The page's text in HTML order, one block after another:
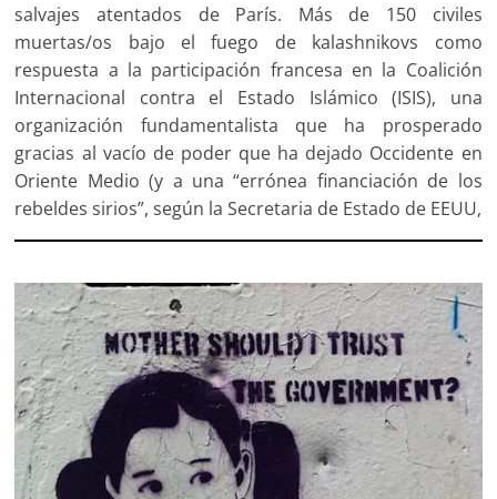
salvajes atentados de París. Más de 150 civiles
muertas/os bajo el fuego de kalashnikovs como
respuesta a la participación francesa en la Coalición
Internacional contra el Estado Islámico (ISIS), una
organización fundamentalista que ha prosperado
gracias al vacío de poder que ha dejado Occidente en
Oriente Medio (y a una “errónea financiación de los
rebeldes sirios”, según la Secretaria de Estado de EEUU,